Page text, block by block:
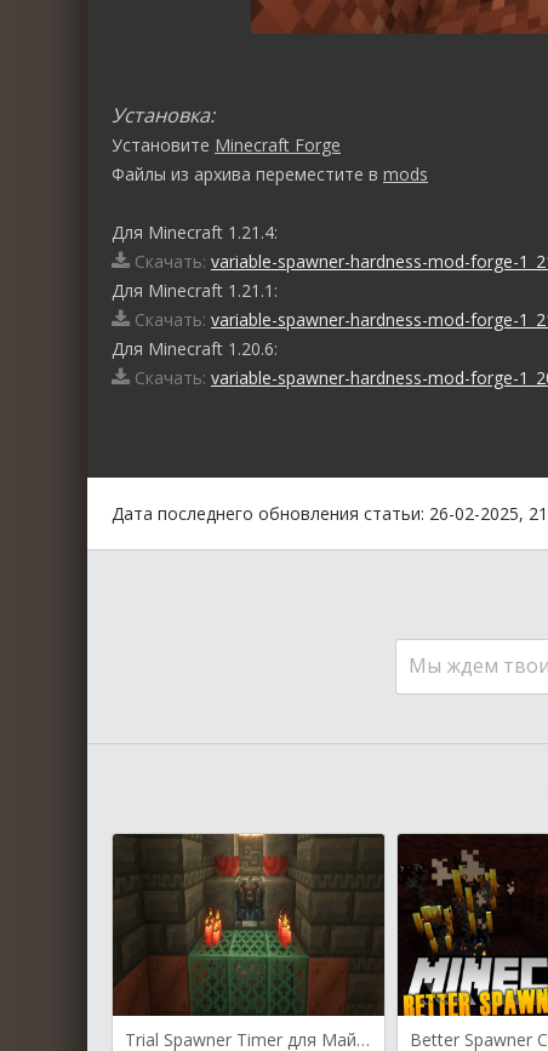
Установка:
Установите Minecraft Forge
Файлы из архива переместите в mods
Для Minecraft 1.21.4:
Скачать: variable-spawner-hardness-mod-forge-
Для Minecraft 1.21.1:
Скачать: variable-spawner-hardness-mod-forge-
Для Minecraft 1.20.6:
Скачать: variable-spawner-hardness-mod-forge-
Дата последнего обновления статьи: 26-02-2025,
Мы ждем
Trial Spawner Timer для Майнкрафт [1.21.4, 1.21.3, 1.21.1]